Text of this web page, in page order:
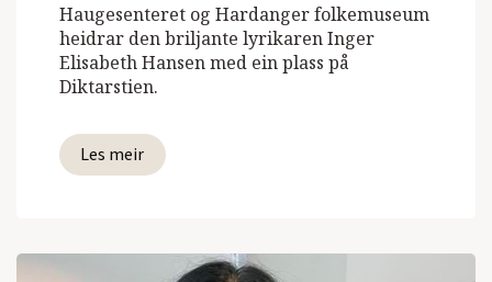
Haugesenteret og Hardanger folkemuseum
heidrar den briljante lyrikaren Inger
Elisabeth Hansen med ein plass på
Diktarstien.
Les meir